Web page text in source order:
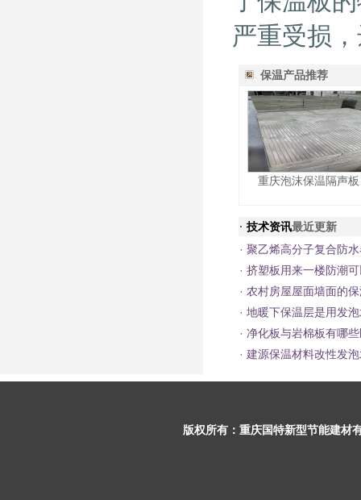
严重受损
保温产品推荐
重庆泡沫保温隔声板
· 技术资讯最近更新
· 聚乙烯高分子复合防
· 挤塑板用来一楼防潮
· 农村房屋屋面墙面的
· 地暖下保温层是用发
· 净化板与岩棉板有哪
· 建源保温材料改性发
版权所有： 重庆国特新型节能建材